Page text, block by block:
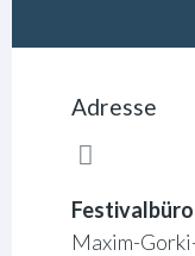
Adresse
Festivalbüro
Maxim-